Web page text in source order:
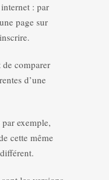
: par
page sur
de comparer
d’une
exemple,
cette même